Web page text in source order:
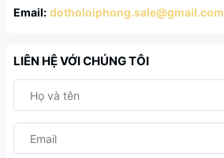
Email: dotholoiphong.sale@gmail.com
LIÊN HỆ VỚI CHÚNG TÔI